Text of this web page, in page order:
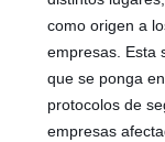
como origen a
empresas. Esta
que se ponga
protocolos de
empresas